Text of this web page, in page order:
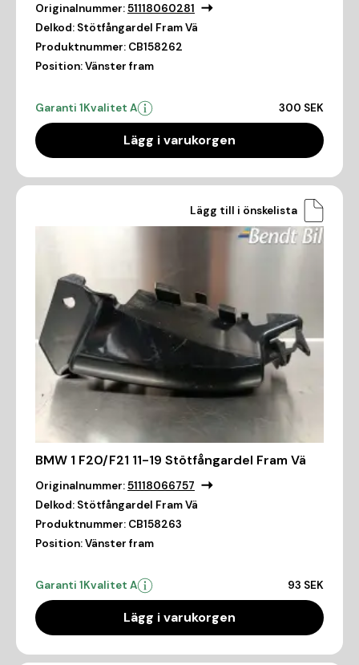
Originalnummer:51118060281
Delkod: Stötfångardel Fram Vä
Produktnummer: CB158262
Position:Vänster fram
Garanti 1Kvalitet A 300 SEK
Lägg i varukorgen
Lägg till i önskelista
BMW 1 F20/F21 11-19 Stötfångardel Fram Vä
Originalnummer:51118066757
Delkod: Stötfångardel Fram Vä
Produktnummer: CB158263
Position:Vänster fram
Garanti 1Kvalitet A 93 SEK
Lägg i varukorgen